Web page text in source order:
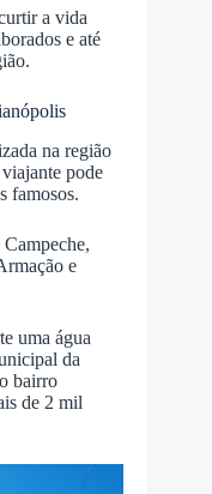
a vida
e até
na região
pode
famosos.
e
uma água
da
bairro
de 2 mil